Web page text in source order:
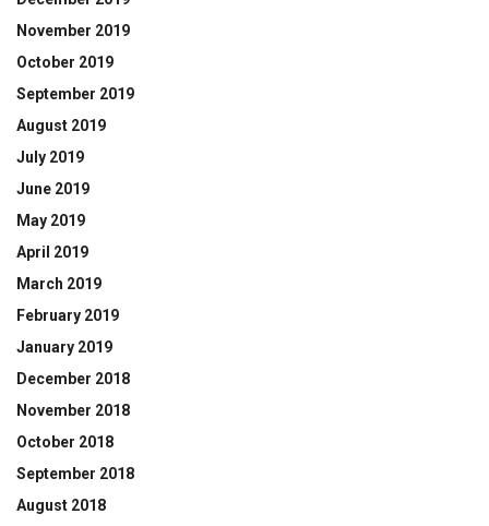
November 2019
October 2019
September 2019
August 2019
July 2019
June 2019
May 2019
April 2019
March 2019
February 2019
January 2019
December 2018
November 2018
October 2018
September 2018
August 2018